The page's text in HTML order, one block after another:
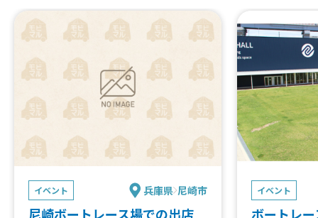
イベント 兵庫県 尼崎市
尼崎ボートレース場での出店
イベント
ボートレ